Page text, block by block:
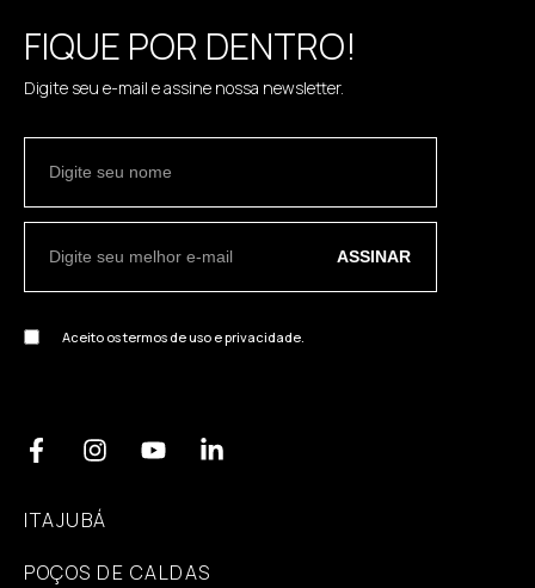
FIQUE POR DENTRO!
Digite seu e-mail e assine nossa newsletter.
Aceito os termos de uso e privacidade.
ASSINAR
ITAJUBÁ
POÇOS DE CALDAS